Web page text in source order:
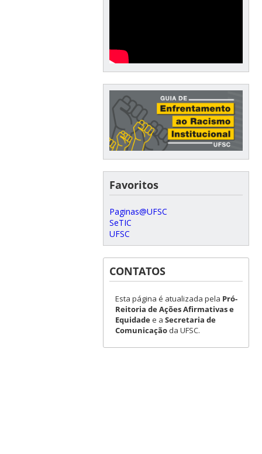
Favoritos
Paginas@UFSC
SeTIC
UFSC
CONTATOS
Esta página é atualizada pela Pró-
Reitoria de Ações Afirmativas e
Equidadee a Secretaria de
Comunicaçãoda UFSC.